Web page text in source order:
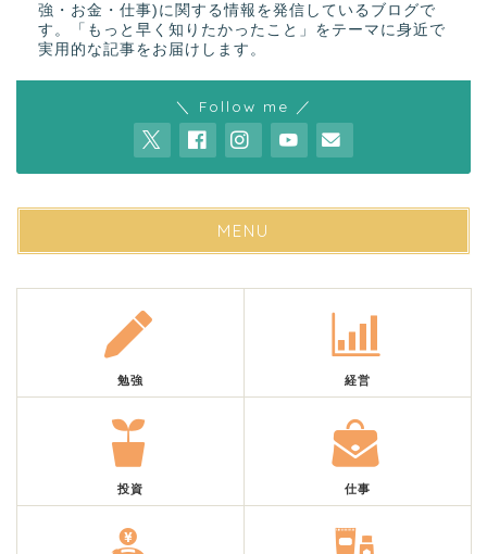
強・お金・仕事)に関する情報を発信しているブログで
す。「もっと早く知りたかったこと」をテーマに身近で
実用的な記事をお届けします。
＼ Follow me ／
MENU
勉強 経営
投資 仕事